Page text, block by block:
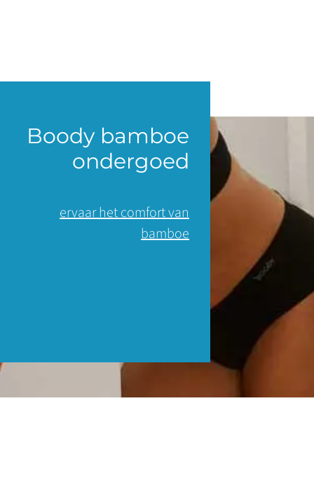
Boody bamboe
ondergoed
ervaar het comfort van
bamboe